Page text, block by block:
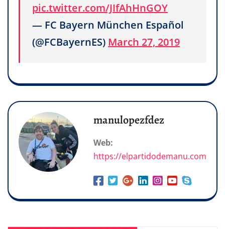
pic.twitter.com/JIfAhHnGOY
— FC Bayern München Español
(@FCBayernES) March 27, 2019
manulopezfdez
Web:
https://elpartidodemanu.com